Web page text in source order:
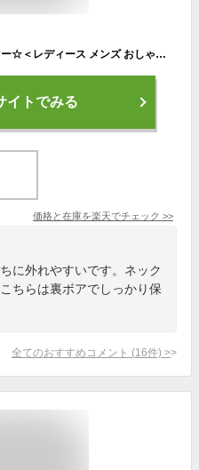
あったか裏ボア防寒ネックウォーマー☆＜レディース メンズ おしゃれ 暖かい スポーツ 通勤 通学 もこもこ おやすみ スキー スノボ 自転車 ニット チェック 防風 防寒 ladies men's 女性 present 誕生日 プレゼント 彼女 女友達 ギフト＞
イトでみる
価格と在庫を楽天でチェック >>
に外れやすいです。ネック
ちらは裏ボアでしっかり保
全てのおすすめコメント (16件) >